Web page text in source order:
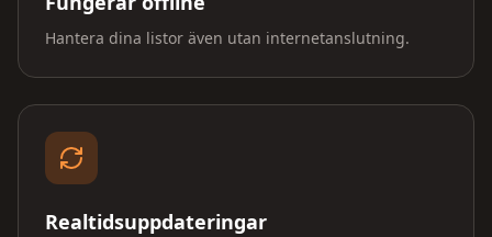
Hantera dina listor även utan internetanslutning.
Realtidsuppdateringar